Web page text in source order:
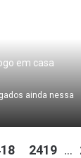
em casa
ainda nessa
2419 ...